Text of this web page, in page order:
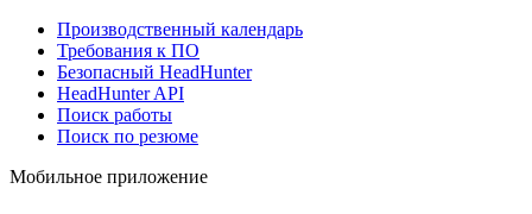
Производственный календарь
Требования к ПО
Безопасный HeadHunter
HeadHunter API
Поиск работы
Поиск по резюме
Мобильное приложение